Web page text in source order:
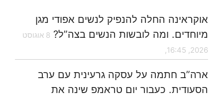
אוקראינה החלה להנפיק לנשים אפודי מגן
מיוחדים. ומה לובשות הנשים בצה”ל?
8 אוגוסט
2026, 16:45,
ארה”ב חתמה על עסקה גרעינית עם ערב
הסעודית. כעבור יום טראמפ שינה את